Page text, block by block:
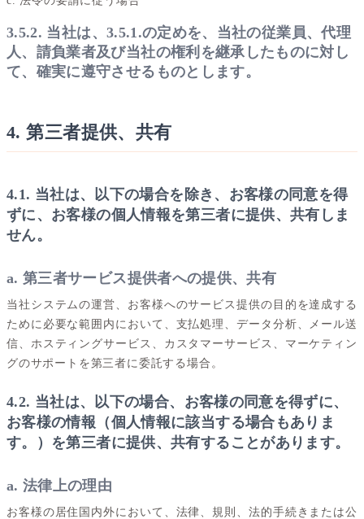
3.5.2. 当社は、3.5.1.の定めを、当社の従業員、代理
人、請負業者及び当社の権利を継承したものに対し
て、確実に遵守させるものとします。
4. 第三者提供、共有
4.1. 当社は、以下の場合を除き、お客様の同意を得
ずに、お客様の個人情報を第三者に提供、共有しま
せん。
a. 第三者サービス提供者への提供、共有
当社システムの運営、お客様へのサービス提供の目的を達成する
ために必要な範囲内において、支払処理、データ分析、メール送
信、ホスティングサービス、カスタマーサービス、マーケティン
グのサポートを第三者に委託する場合。
4.2. 当社は、以下の場合、お客様の同意を得ずに、
お客様の情報（個人情報に該当する場合もありま
す。）を第三者に提供、共有することがあります。
a. 法律上の理由
お客様の居住国内外において、法律、規則、法的手続きまたは公